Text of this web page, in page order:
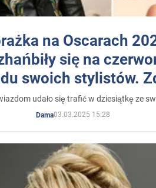
na Oscarach
się na
swoich stylistów.
udało się trafić w dziesiątkę ze
Dama03.03.2025 15:28